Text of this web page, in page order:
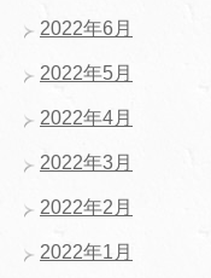
2022年6月
2022年5月
2022年4月
2022年3月
2022年2月
2022年1月